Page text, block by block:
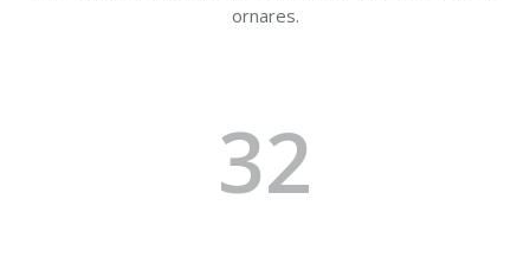
ornares.
32